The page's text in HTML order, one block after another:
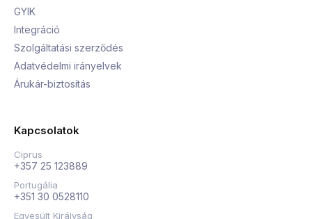
GYIK
Integráció
Szolgáltatási szerződés
Adatvédelmi irányelvek
Árukár-biztosítás
Kapcsolatok
Ciprus
+357 25 123889
Portugália
+351 30 0528110
Egyesült Királyság